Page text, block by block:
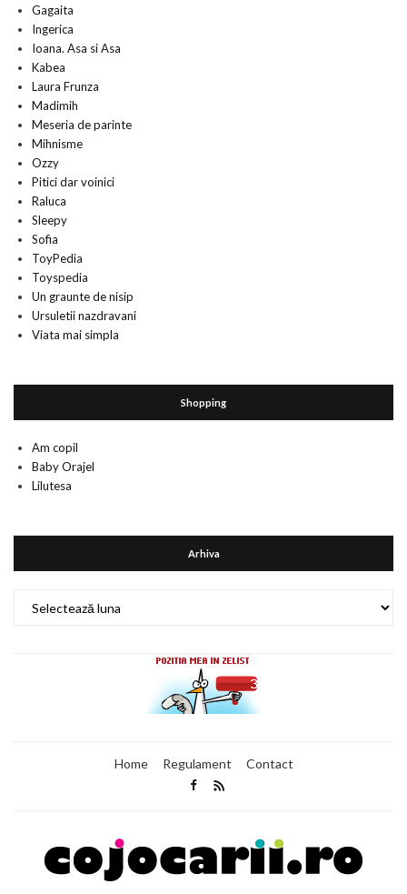
Gagaita
Ingerica
Ioana. Asa si Asa
Kabea
Laura Frunza
Madimih
Meseria de parinte
Mihnisme
Ozzy
Pitici dar voinici
Raluca
Sleepy
Sofia
ToyPedia
Toyspedia
Un graunte de nisip
Ursuletii nazdravani
Viata mai simpla
Shopping
Am copil
Baby Orajel
Lilutesa
Arhiva
Home Regulament Contact